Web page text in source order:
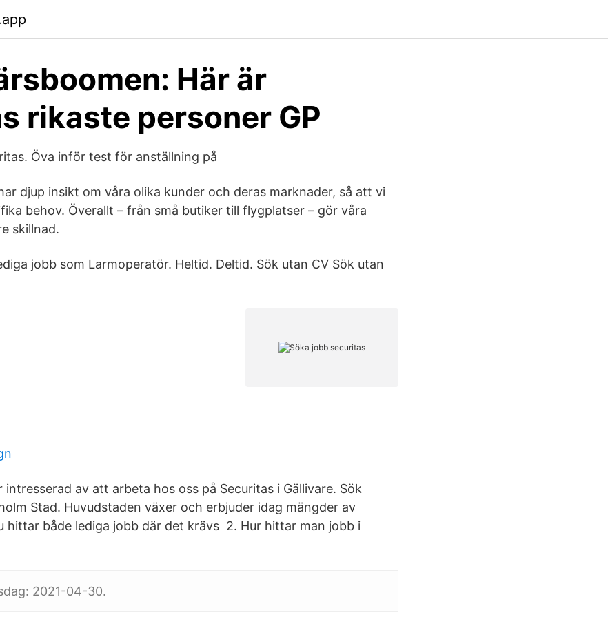
Här är
rikaste personer GP
Öva inför test för anställning på
djup insikt om våra olika kunder och deras marknader, så att vi
behov. Överallt – från små butiker till flygplatser – gör våra
skillnad.
jobb som Larmoperatör. Heltid. Deltid. Sök utan CV Sök utan
intresserad av att arbeta hos oss på Securitas i Gällivare. Sök
Stad. Huvudstaden växer och erbjuder idag mängder av
hittar både lediga jobb där det krävs 2. Hur hittar man jobb i
2021-04-30.